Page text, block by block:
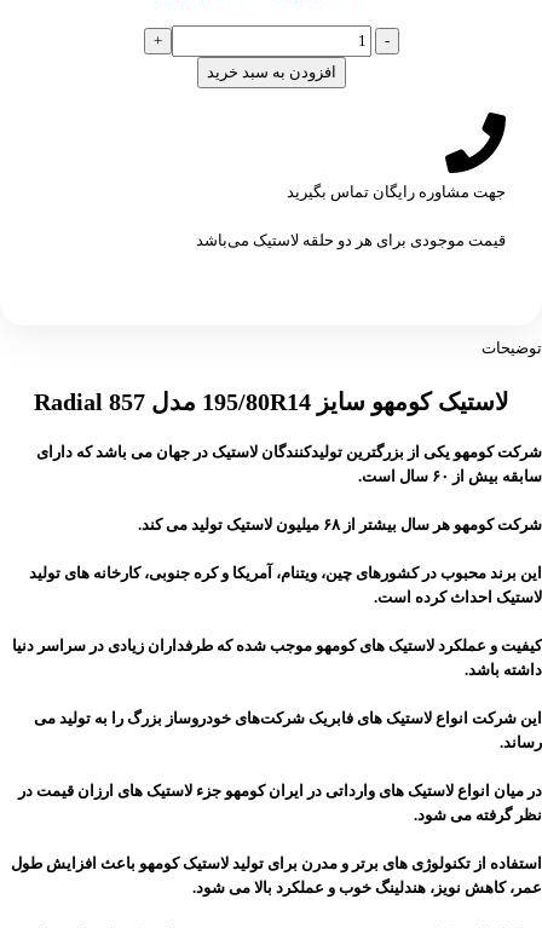
افزودن به سبد خرید
جهت مشاوره رایگان تماس بگیرید
قیمت موجودی برای هر دو حلقه لاستیک می‌باشد
توضیحات
لاستیک کومهو سایز 195/80R14 مدل Radial 857
شرکت کومهو یکی از بزرگترین تولیدکنندگان لاستیک در جهان می باشد که دارای
سابقه بیش از ۶۰ سال است.
شرکت کومهو هر سال بیشتر از ۶۸ میلیون لاستیک تولید می کند.
این برند محبوب در کشورهای چین، ویتنام، آمریکا و کره جنوبی، کارخانه­ های تولید
لاستیک احداث کرده است.
کیفیت و عملکرد لاستیک های کومهو موجب شده که طرفداران زیادی در سراسر دنیا
داشته باشد.
این شرکت انواع لاستیک های فابریک شرکت‌های خودروساز بزرگ را به تولید می
رساند.
در میان انواع لاستیک های وارداتی در ایران کومهو جزء لاستیک های ارزان قیمت در
نظر گرفته می شود.
استفاده از تکنولوژی های برتر و مدرن برای تولید لاستیک کومهو باعث افزایش طول
عمر، کاهش نویز، هندلینگ خوب و عملکرد بالا می شود.